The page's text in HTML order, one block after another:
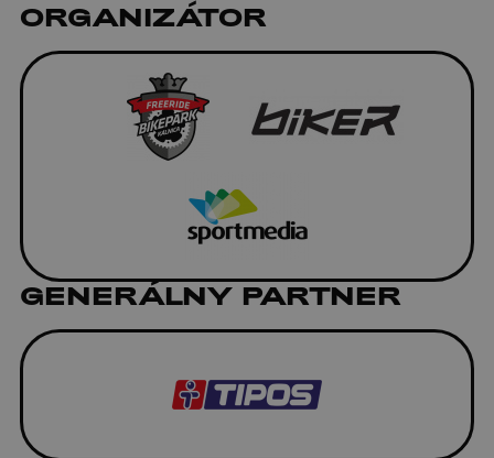
ORGANIZÁTOR
GENERÁLNY PARTNER